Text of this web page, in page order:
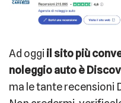
Ad oggi il sito più
noleggio auto è
ma le tante recensioni